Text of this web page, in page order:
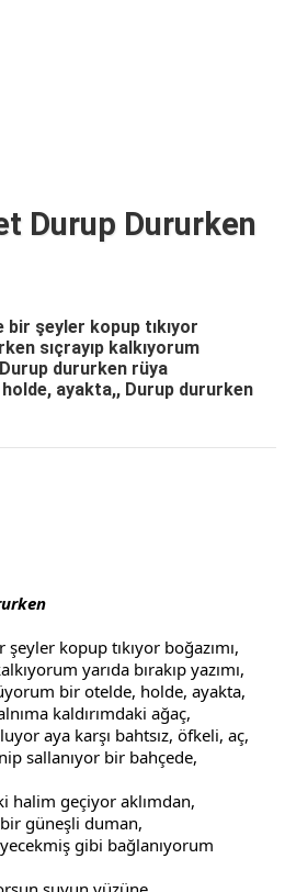
Durup Dururken
şeyler kopup tıkıyor
sıçrayıp kalkıyorum
Durup dururken rüya
ayakta,, Durup dururken
kopup tıkıyor boğazımı,
yarıda bırakıp yazımı,
bir otelde, holde, ayakta,
kaldırımdaki ağaç,
aya karşı bahtsız, öfkeli, aç,
sallanıyor bir bahçede,
halim geçiyor aklımdan,
güneşli duman,
gibi bağlanıyorum